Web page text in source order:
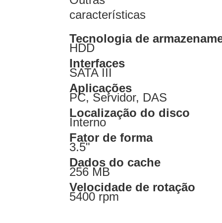
características
Tecnologia de
HDD
Interfaces
SATA III
Aplicações
PC, Servidor, DAS
Localização do disco
Interno
Fator de forma
3.5"
Dados do cache
256 MB
Velocidade de rotação
5400 rpm